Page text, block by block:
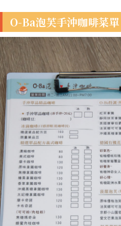
O-Ba泡芙手沖咖啡菜單